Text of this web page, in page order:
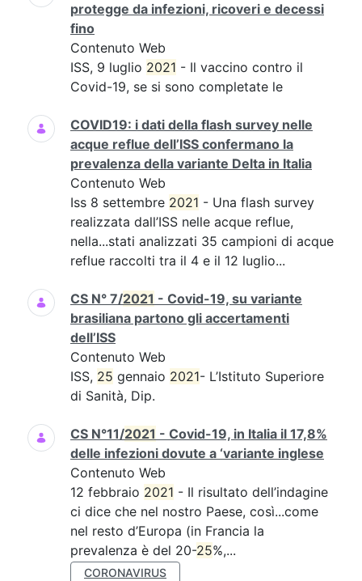
protegge da infezioni, ricoveri e decessi
fino
Contenuto Web
ISS, 9 luglio 2021 - Il vaccino contro il
Covid-19, se si sono completate le
COVID19: i dati della flash survey nelle
acque reflue dell’ISS confermano la
prevalenza della variante Delta in Italia
Contenuto Web
Iss 8 settembre 2021 - Una flash survey
realizzata dall’ISS nelle acque reflue,
nella...stati analizzati 35 campioni di acque
reflue raccolti tra il 4 e il 12 luglio...
CS N° 7/2021 - Covid-19, su variante
brasiliana partono gli accertamenti
dell’ISS
Contenuto Web
ISS, 25 gennaio 2021- L’Istituto Superiore
di Sanità, Dip.
CS N°11/2021 - Covid-19, in Italia il 17,8%
delle infezioni dovute a ‘variante inglese
Contenuto Web
12 febbraio 2021 - Il risultato dell’indagine
ci dice che nel nostro Paese, così...come
nel resto d’Europa (in Francia la
prevalenza è del 20-25%,...
CORONAVIRUS